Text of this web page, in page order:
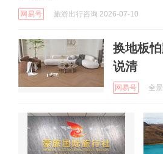
网易号 旅游出行咨询 2026-07-10
换地板
说清
网易号 全